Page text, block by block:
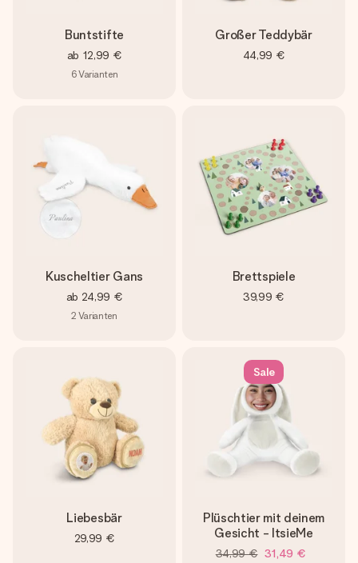
Buntstifte
ab 12,99 €
6Varianten
Großer Teddybär
44,99 €
Kuscheltier Gans
ab 24,99 €
2 Varianten
Brettspiele
39,99 €
Liebesbär
29,99 €
Sale
Plüschtier mit deinem
Gesicht - ItsieMe
34,99 € 31,49 €